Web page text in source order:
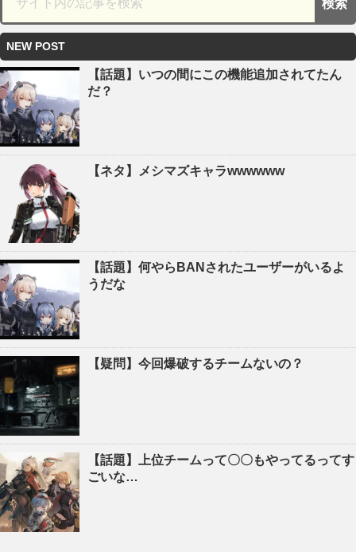
NEW POST
【話題】いつの間にこの機能追加されてたん
だ？
【ネタ】メシマズキャラwwwwww
【話題】何やらBANされたユーザーがいるよ
うだな
【疑問】今回爆破するチームないの？
【話題】上位チームって〇〇もやってるってす
ごいな…